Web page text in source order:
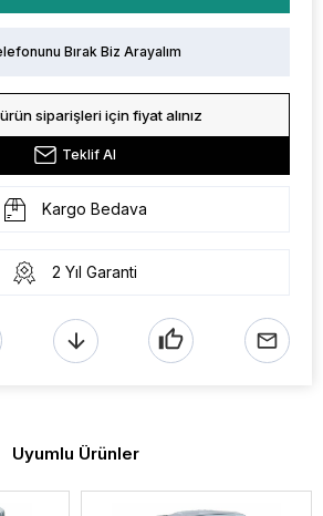
Bırak Biz Arayalım
siparişleri için fiyat alınız
Teklif Al
Kargo Bedava
2 Yıl Garanti
Uyumlu Ürünler